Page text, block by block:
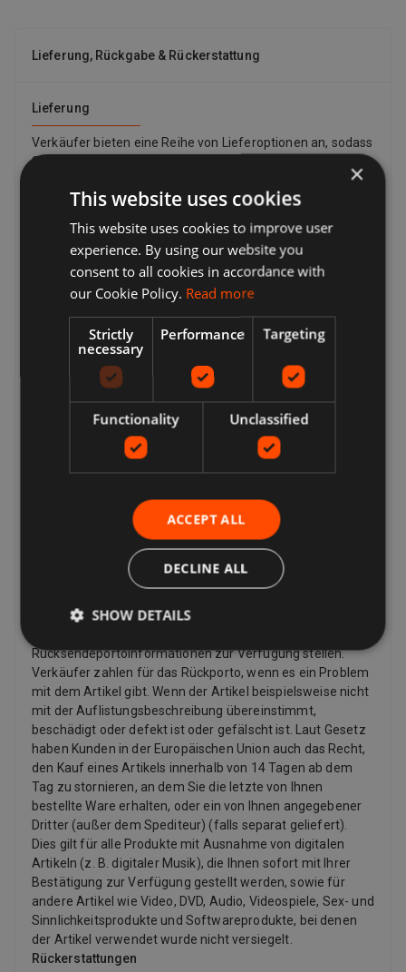
Lieferung, Rückgabe & Rückerstattung
Lieferung
Verkäufer bieten eine Reihe von Lieferoptionen an, sodass
Sie die für Sie am besten geeignete auswählen können.
Versandkosten und den voraussichtlichen Liefertermin
Während der Kaufabwicklung wird eine vollständige Liste
der Lieferoptionen angezeigt. Dies können sein:
Expressversand, Standardversand, Economy-Versand,
Click & Collect, kostenlose lokale Abholung vom Verkäufer.
Kehrt zurück
Ihre Optionen für die Rücksendung eines Artikels hängen
davon ab, was Sie zurückgeben möchten, warum Sie ihn
zurückgeben möchten und welche Rückgabebedingungen
der Verkäufer hat. Wenn der Artikel beschädigt ist oder
nicht mit der Auflistungsbeschreibung übereinstimmt,
können Sie ihn zurückgeben, auch wenn die
Rückgaberichtlinie des Verkäufers besagt, dass er keine
geändert haben und keinen Artikel mehr möchten, können
Sie dennoch eine Rücksendung anfordern, der Verkäufer
muss diese jedoch nicht akzeptieren. Wenn der Käufer
seine Meinung zu einem Kauf ändert und einen Artikel
zurückgeben möchte, muss er möglicherweise die
Rückgabebedingungen des Verkäufers. Verkäufer können
Rücksendeportoinformationen zur Verfügung stellen.
Verkäufer zahlen für das Rückporto, wenn es ein Problem
mit dem Artikel gibt. Wenn der Artikel beispielsweise nicht
mit der Auflistungsbeschreibung übereinstimmt,
beschädigt oder defekt ist oder gefälscht ist. Laut Gesetz
haben Kunden in der Europäischen Union auch das Recht,
den Kauf eines Artikels innerhalb von 14 Tagen ab dem
Tag zu stornieren, an dem Sie die letzte von Ihnen
bestellte Ware erhalten, oder ein von Ihnen angegebener
Dritter (außer dem Spediteur) (falls separat geliefert).
Dies gilt für alle Produkte mit Ausnahme von digitalen
Artikeln (z. B. digitaler Musik), die Ihnen sofort mit Ihrer
Bestätigung zur Verfügung gestellt werden, sowie für
andere Artikel wie Video, DVD, Audio, Videospiele, Sex- und
Sinnlichkeitsprodukte und Softwareprodukte, bei denen
der Artikel verwendet wurde nicht versiegelt.
Rückerstattungen
×
This website uses cookies
This website uses cookies to improve user
experience. By using our website you
consent to all cookies in accordance with
our Cookie Policy. Read more
Strictly
necessary
Performance Targeting
Functionality Unclassified
ACCEPT ALL
DECLINE ALL
SHOW DETAILS